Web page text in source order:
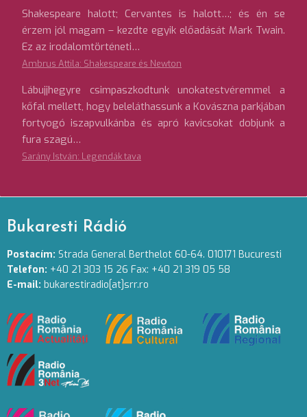
Shakespeare halott; Cervantes is halott…; és én se
érzem jól magam – kezdte egyik előadását Mark Twain.
Ez az irodalomtörténeti…
Ambrus Attila: Shakespeare és Newton
Lábujjhegyre csimpaszkodtunk unokatestvéremmel a
kőfal mellett, hogy beleláthassunk a Kovászna parkjában
fortyogó iszapvulkánba és apró kavicsokat dobjunk a
fura szagú…
Sarány István: Legendák tava
Bukaresti Rádió
Postacím: Strada General Berthelot 60-64. 010171 Bucuresti
Telefon: +40 21 303 15 26 Fax: +40 21 319 05 58
E-mail: bukarestiradio[at]srr.ro